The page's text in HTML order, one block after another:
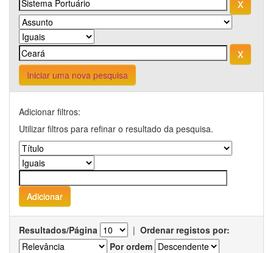
Iniciar uma nova pesquisa
Adicionar filtros:
Utilizar filtros para refinar o resultado da pesquisa.
Resultados/Página | Ordenar registos por:
Por ordem